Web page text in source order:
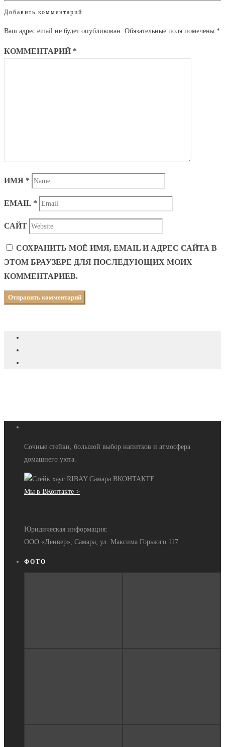
Добавить комментарий
Ваш адрес email не будет опубликован. Обязательные поля помечены *
КОММЕНТАРИЙ *
ИМЯ *
EMAIL *
САЙТ
СОХРАНИТЬ МОЁ ИМЯ, EMAIL И АДРЕС САЙТА В
ЭТОМ БРАУЗЕРЕ ДЛЯ ПОСЛЕДУЮЩИХ МОИХ
КОММЕНТАРИЕВ.
Сочные стейки, большой выбор напитков и атмосфера
домашнего уюта.
Мы в ВКонтакте >
Юридическая информация:
ООО «Денвер», Самара, ул. Максима Горького 117
ФОТО